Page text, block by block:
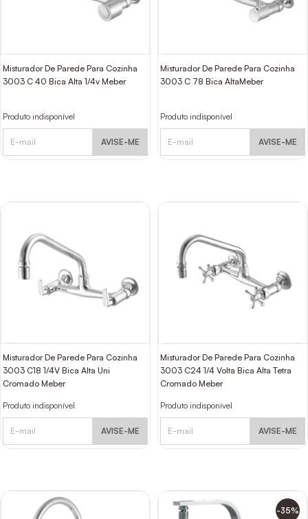
Misturador De Parede Para Cozinha
3003 C 40 Bica Alta 1/4v Meber
Produto indisponível
AVISE-ME
Misturador De Parede Para Cozinha
3003 C 78 Bica AltaMeber
Produto indisponível
AVISE-ME
Misturador De Parede Para Cozinha
3003 C18 1/4V Bica Alta Uni
Cromado Meber
Produto indisponível
AVISE-ME
Misturador De Parede Para Cozinha
3003 C24 1/4 Volta Bica Alta Tetra
Cromado Meber
Produto indisponível
AVISE-ME
-35%